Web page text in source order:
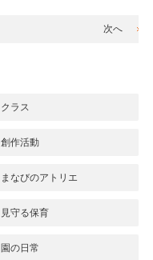
次へ
クラス
創作活動
まなびのアトリエ
見守る保育
園の日常